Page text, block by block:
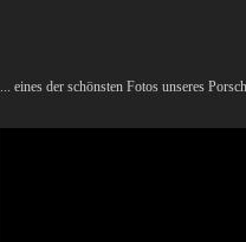
... eines der schönsten Fotos unseres